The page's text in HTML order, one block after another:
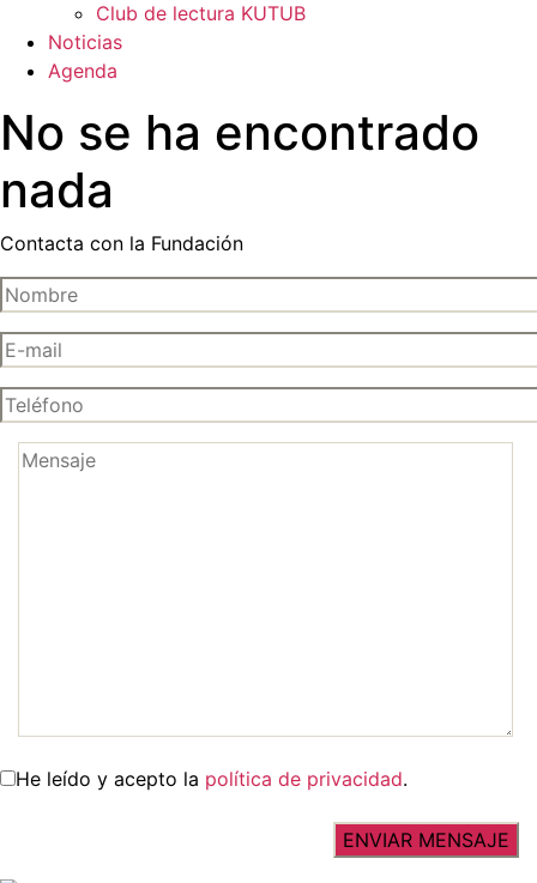
Club de lectura KUTUB
Noticias
Agenda
No se ha encontrado
nada
Contacta con la Fundación
He leído y acepto la política de privacidad.